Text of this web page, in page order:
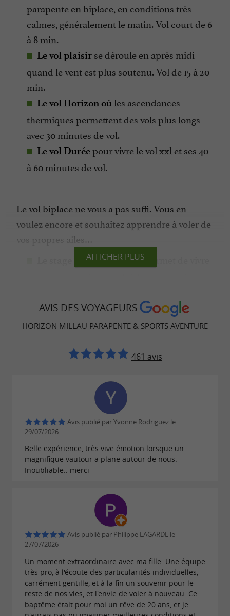
parapente en biplace, en conditions très
calmes, généralement le matin. Vol court de 6
à 8 min.
Le vol plaisir se déroule en après midi
quand le vent est plus soutenu. Vol de 15 à 20
min.
Le vol Horizon où les ascendances
thermiques permettent des vols plus longs
avec 30 minutes de vol.
Le vol Duréepour vivre le vol xxl et ses 40
à 60 minutes de vol.
Le vol biplace ne vous a pas suffi. Vous en
voulez encore et souhaitez apprendre à voler de
vos propres ailes…
Le stage d’initiation vous permet de vivre
(apprentissage technique de pilotage au sol)
2 dernières matinées sont consacrées aux
Le stage perfs’articule autour de 5
progresser et devenir autonome.
Bonheur, liberté et plaisir de voler
vos vols biplace et votre stage de parapente en
de multiples activités sportives de pleine nature
comme la Via Ferrata ou le canyoning,
contactez-les pour vous renseigner.
AFFICHER PLUS
AVIS DES VOYAGEURS
HORIZON MILLAU PARAPENTE & SPORTS AVENTURE
461 avis
Avis publié par Yvonne Rodriguez le
29/07/2026
Belle expérience, très vive émotion lorsque un
magnifique vautour a plane autour de nous.
Inoubliable.. merci
Avis publié par Philippe LAGARDE le
27/07/2026
Un moment extraordinaire avec ma fille. Une équipe
très pro, à l'écoute des particularités individuelles,
carrément gentille, et à la fin un souvenir pour le
reste de nos vies, et l'envie de voler à nouveau. Ce
baptême était pour moi un rêve de 20 ans, et je